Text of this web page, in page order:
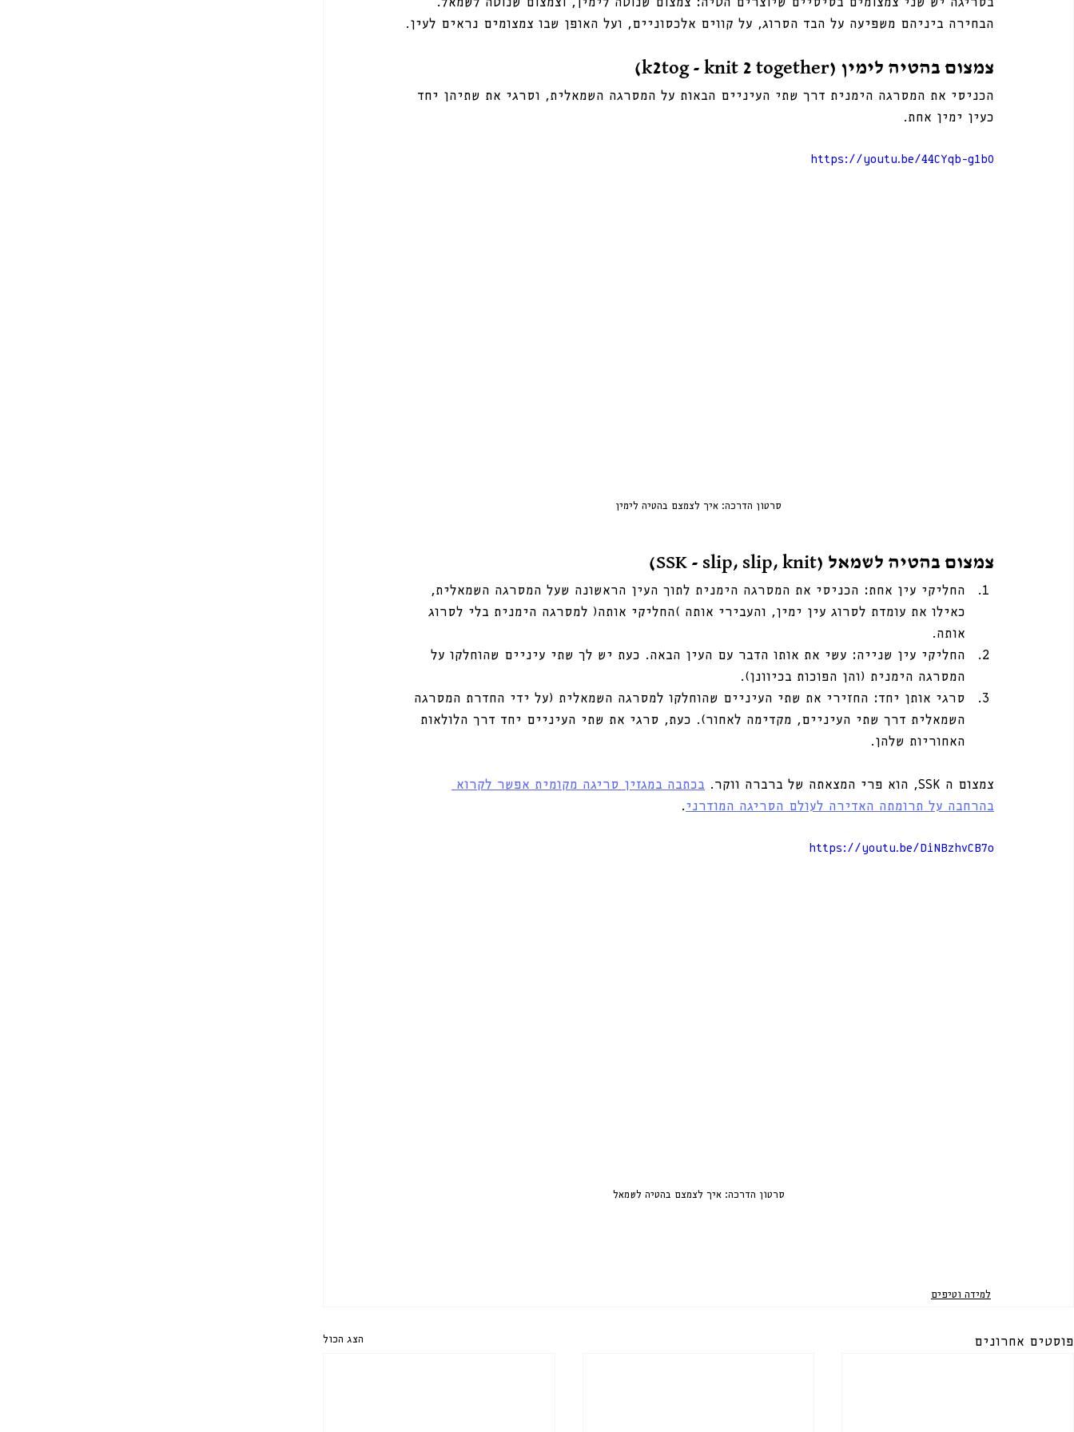
הבחירה ביניהם משפיעה על הבד הסרוג, על קווים אלכסוניים, ועל האופן שבו צמצומים נראים לעין.
צמצום בהטיה לימין (k2tog - knit 2 together)
הכניסי את המסרגה הימנית דרך שתי העיניים הבאות על המסרגה השמאלית, וסרגי את שתיהן יחד
כעין ימין אחת.
https://youtu.be/44CYqb-g1b0
סרטון הדרכה: איך לצמצם בהטיה לימין
צמצום בהטיה לשמאל (SSK - slip, slip, knit)
החליקי עין אחת: הכניסי את המסרגה הימנית לתוך העין הראשונה שעל המסרגה השמאלית,
כאילו את עומדת לסרוג עין ימין, והעבירי אותה )החליקי אותה( למסרגה הימנית בלי לסרוג
אותה.
החליקי עין שנייה: עשי את אותו הדבר עם העין הבאה. כעת יש לך שתי עיניים שהוחלקו על
המסרגה הימנית (והן הפוכות בכיוונן).
סרגי אותן יחד: החזירי את שתי העיניים שהוחלקו למסרגה השמאלית (על ידי החדרת המסרגה
השמאלית דרך שתי העיניים, מקדימה לאחור). כעת, סרגי את שתי העיניים יחד דרך הלולאות
האחוריות שלהן.
צמצום ה SSK, הוא פרי המצאתה של ברברה ווקר.
בכתבה במגזין סריגה מקומית אפשר לקרוא
בהרחבה על תרומתה האדירה לעולם הסריגה המודרני.
https://youtu.be/DiNBzhvCB7o
סרטון הדרכה: איך לצמצם בהטיה לשמאל
למידה וטיפים
פוסטים אחרונים הצג הכול